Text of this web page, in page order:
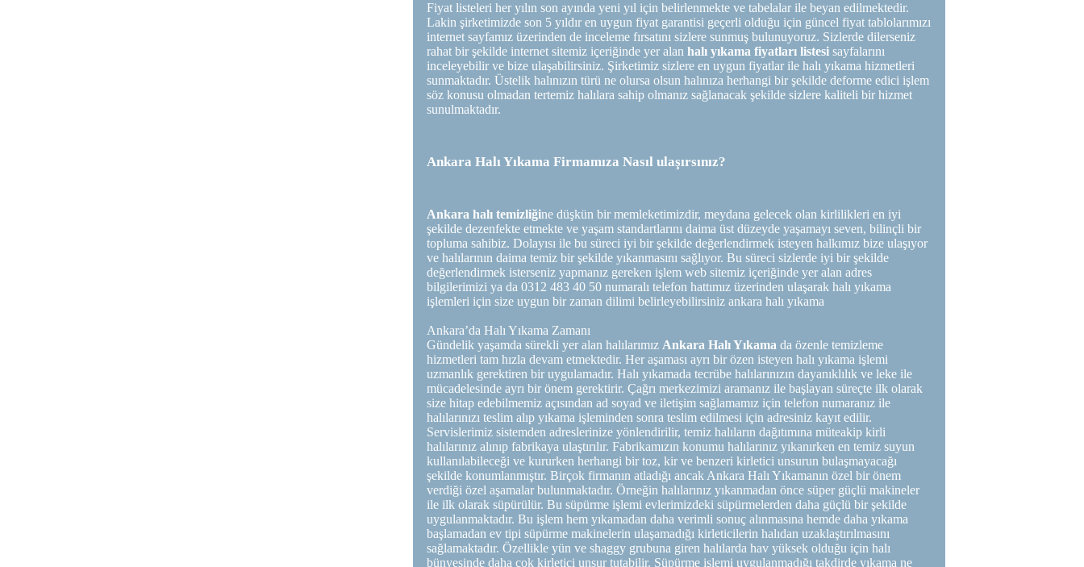
Fiyat listeleri her yılın son ayında yeni yıl için belirlenmekte ve tabelalar ile beyan edilmektedir.
Lakin şirketimizde son 5 yıldır en uygun fiyat garantisi geçerli olduğu için güncel fiyat tablolarımızı
internet sayfamız üzerinden de inceleme fırsatını sizlere sunmuş bulunuyoruz. Sizlerde dilerseniz
rahat bir şekilde internet sitemiz içeriğinde yer alan halı yıkama fiyatları listesi sayfalarını
inceleyebilir ve bize ulaşabilirsiniz. Şirketimiz sizlere en uygun fiyatlar ile halı yıkama hizmetleri
sunmaktadır. Üstelik halınızın türü ne olursa olsun halınıza herhangi bir şekilde deforme edici işlem
söz konusu olmadan tertemiz halılara sahip olmanız sağlanacak şekilde sizlere kaliteli bir hizmet
sunulmaktadır.
Ankara Halı Yıkama Firmamıza Nasıl ulaşırsınız?
Ankara halı temizliğine düşkün bir memleketimizdir, meydana gelecek olan kirlilikleri en iyi
şekilde dezenfekte etmekte ve yaşam standartlarını daima üst düzeyde yaşamayı seven, bilinçli bir
topluma sahibiz. Dolayısı ile bu süreci iyi bir şekilde değerlendirmek isteyen halkımız bize ulaşıyor
ve halılarının daima temiz bir şekilde yıkanmasını sağlıyor. Bu süreci sizlerde iyi bir şekilde
değerlendirmek isterseniz yapmanız gereken işlem web sitemiz içeriğinde yer alan adres
bilgilerimizi ya da 0312 483 40 50 numaralı telefon hattımız üzerinden ulaşarak halı yıkama
işlemleri için size uygun bir zaman dilimi belirleyebilirsiniz ankara halı yıkama
Ankara’da Halı Yıkama Zamanı
Gündelik yaşamda sürekli yer alan halılarımız Ankara Halı Yıkama da özenle temizleme
hizmetleri tam hızla devam etmektedir. Her aşaması ayrı bir özen isteyen halı yıkama işlemi
uzmanlık gerektiren bir uygulamadır. Halı yıkamada tecrübe halılarınızın dayanıklılık ve leke ile
mücadelesinde ayrı bir önem gerektirir. Çağrı merkezimizi aramanız ile başlayan süreçte ilk olarak
size hitap edebilmemiz açısından ad soyad ve iletişim sağlamamız için telefon numaranız ile
halılarınızı teslim alıp yıkama işleminden sonra teslim edilmesi için adresiniz kayıt edilir.
Servislerimiz sistemden adreslerinize yönlendirilir, temiz halıların dağıtımına müteakip kirli
halılarınız alınıp fabrikaya ulaştırılır. Fabrikamızın konumu halılarınız yıkanırken en temiz suyun
kullanılabileceği ve kururken herhangi bir toz, kir ve benzeri kirletici unsurun bulaşmayacağı
şekilde konumlanmıştır. Birçok firmanın atladığı ancak Ankara Halı Yıkamanın özel bir önem
verdiği özel aşamalar bulunmaktadır. Örneğin halılarınız yıkanmadan önce süper güçlü makineler
ile ilk olarak süpürülür. Bu süpürme işlemi evlerimizdeki süpürmelerden daha güçlü bir şekilde
uygulanmaktadır. Bu işlem hem yıkamadan daha verimli sonuç alınmasına hemde daha yıkama
başlamadan ev tipi süpürme makinelerin ulaşamadığı kirleticilerin halıdan uzaklaştırılmasını
sağlamaktadır. Özellikle yün ve shaggy grubuna giren halılarda hav yüksek olduğu için halı
bünyesinde daha çok kirletici unsur tutabilir. Süpürme işlemi uygulanmadığı takdirde yıkama ne